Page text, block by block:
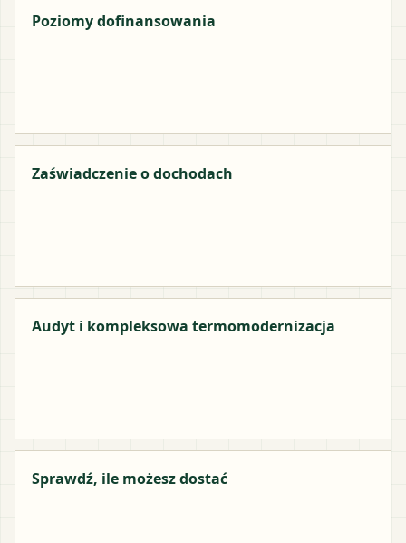
Poziomy dofinansowania
Zaświadczenie o dochodach
Audyt i kompleksowa termomodernizacja
Sprawdź, ile możesz dostać